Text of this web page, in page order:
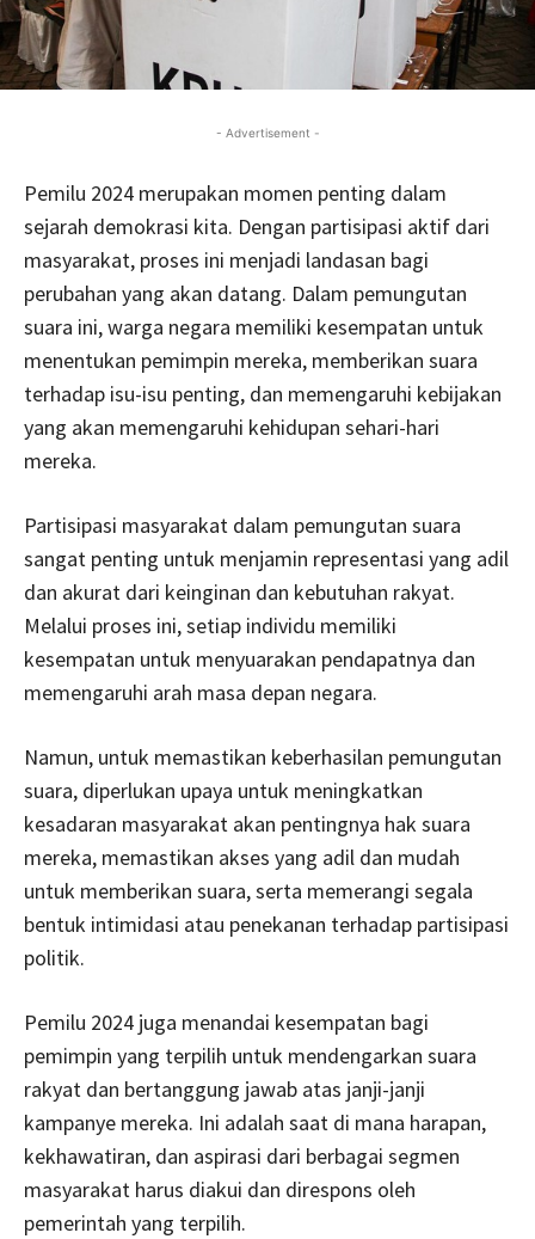
- Advertisement -
Pemilu 2024 merupakan momen penting dalam
sejarah demokrasi kita. Dengan partisipasi aktif dari
masyarakat, proses ini menjadi landasan bagi
perubahan yang akan datang. Dalam pemungutan
suara ini, warga negara memiliki kesempatan untuk
menentukan pemimpin mereka, memberikan suara
terhadap isu-isu penting, dan memengaruhi kebijakan
yang akan memengaruhi kehidupan sehari-hari
mereka.
Partisipasi masyarakat dalam pemungutan suara
sangat penting untuk menjamin representasi yang adil
dan akurat dari keinginan dan kebutuhan rakyat.
Melalui proses ini, setiap individu memiliki
kesempatan untuk menyuarakan pendapatnya dan
memengaruhi arah masa depan negara.
Namun, untuk memastikan keberhasilan pemungutan
suara, diperlukan upaya untuk meningkatkan
kesadaran masyarakat akan pentingnya hak suara
mereka, memastikan akses yang adil dan mudah
untuk memberikan suara, serta memerangi segala
bentuk intimidasi atau penekanan terhadap partisipasi
politik.
Pemilu 2024 juga menandai kesempatan bagi
pemimpin yang terpilih untuk mendengarkan suara
rakyat dan bertanggung jawab atas janji-janji
kampanye mereka. Ini adalah saat di mana harapan,
kekhawatiran, dan aspirasi dari berbagai segmen
masyarakat harus diakui dan direspons oleh
pemerintah yang terpilih.